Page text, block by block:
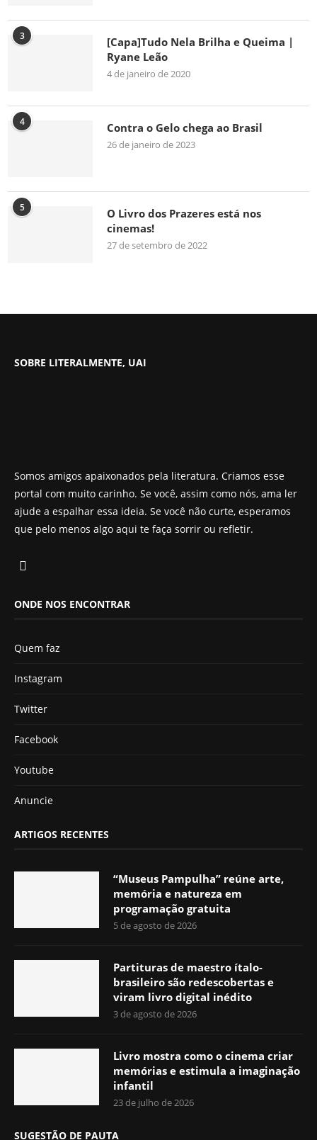
3
[Capa]Tudo Nela Brilha e Queima |
Ryane Leão
4 de janeiro de 2020
4 Contra o Gelo chega ao Brasil
26 de janeiro de 2023
5
O Livro dos Prazeres está nos
cinemas!
27 de setembro de 2022
SOBRE LITERALMENTE, UAI
Somos amigos apaixonados pela literatura. Criamos esse
portal com muito carinho. Se você, assim como nós, ama ler
ajude a espalhar essa ideia. Se você não curte, esperamos
que pelo menos algo aqui te faça sorrir ou refletir.
ONDE NOS ENCONTRAR
Quem faz
Instagram
Twitter
Facebook
Youtube
Anuncie
ARTIGOS RECENTES
“Museus Pampulha” reúne arte,
memória e natureza em
programação gratuita
5 de agosto de 2026
Partituras de maestro ítalo-
brasileiro são redescobertas e
viram livro digital inédito
3 de agosto de 2026
Livro mostra como o cinema criar
memórias e estimula a imaginação
infantil
23 de julho de 2026
SUGESTÃO DE PAUTA